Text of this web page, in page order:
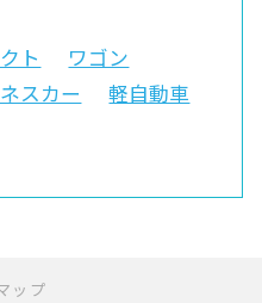
ト
ワゴン
スカー
軽自動車
ップ